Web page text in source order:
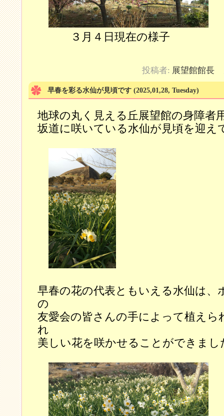
３月４日現在の様子
投稿者: 展望館館長
早春を彩る水仙が見頃です (2025,01,28, Tuesday)
地球の丸く見える丘展望館の身障者
坂道に咲いている水仙が見頃を迎え
早春の花の代表ともいえる水仙は、
の
友愛会の皆さんの手によって植えら
れ
美しい花を咲かせることができまし